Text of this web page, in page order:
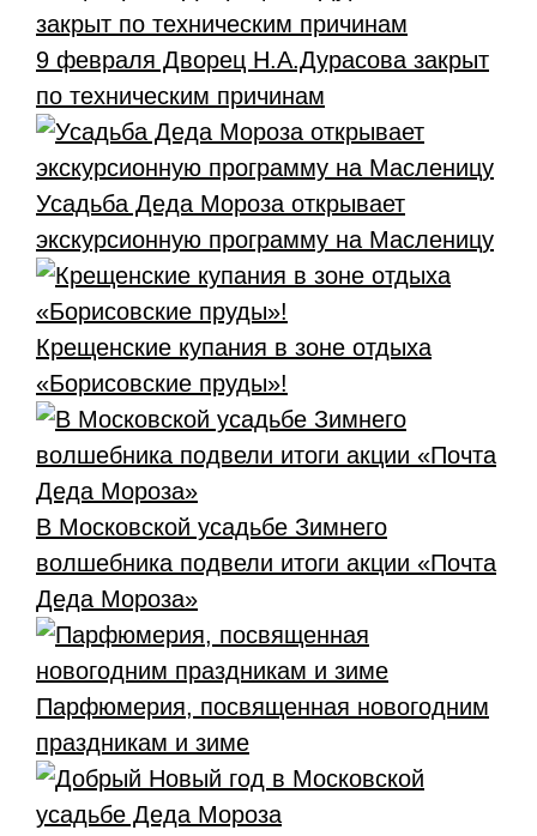
9 февраля Дворец Н.А.Дурасова закрыт
по техническим причинам
Усадьба Деда Мороза открывает
экскурсионную программу на Масленицу
Крещенские купания в зоне отдыха
«Борисовские пруды»!
В Московской усадьбе Зимнего
волшебника подвели итоги акции «Почта
Деда Мороза»
Парфюмерия, посвященная новогодним
праздникам и зиме